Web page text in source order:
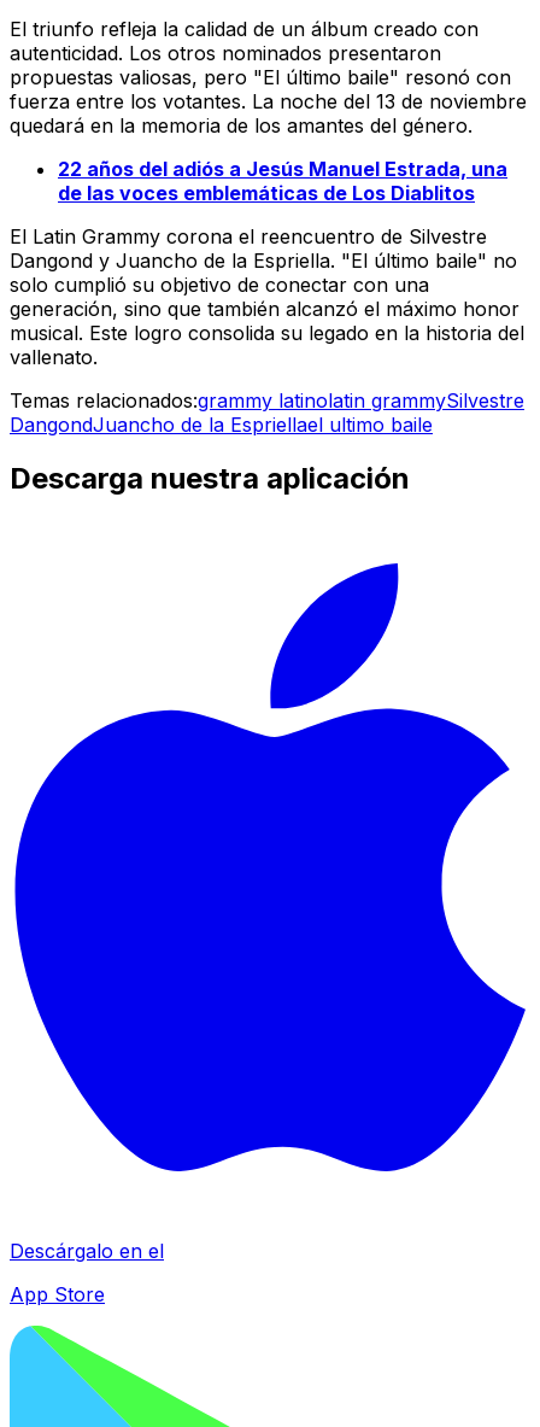
El triunfo refleja la calidad de un álbum creado con
autenticidad. Los otros nominados presentaron
propuestas valiosas, pero "El último baile" resonó con
fuerza entre los votantes. La noche del 13 de noviembre
quedará en la memoria de los amantes del género.
22 años del adiós a Jesús Manuel Estrada, una
de las voces emblemáticas de Los Diablitos
El Latin Grammy corona el reencuentro de Silvestre
Dangond y Juancho de la Espriella. "El último baile" no
solo cumplió su objetivo de conectar con una
generación, sino que también alcanzó el máximo honor
musical. Este logro consolida su legado en la historia del
vallenato.
Temas relacionados:grammy latinolatin grammySilvestre
DangondJuancho de la Espriellael ultimo baile
Descarga nuestra aplicación
Descárgalo en el
App Store